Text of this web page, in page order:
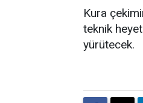
Kura
teknik
yürütecek.